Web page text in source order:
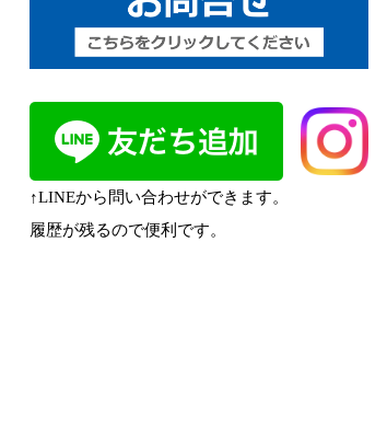
↑LINEから問い合わせができます。
履歴が残るので便利です。